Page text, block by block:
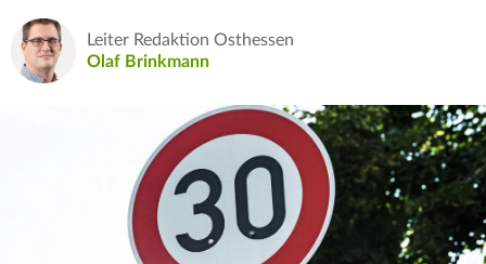
Leiter Redaktion Osthessen
Olaf Brinkmann